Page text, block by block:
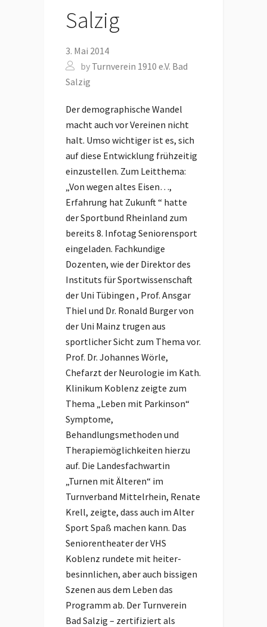
Salzig
3. Mai 2014
by Turnverein 1910 e.V. Bad
Salzig
Der demographische Wandel
macht auch vor Vereinen nicht
halt. Umso wichtiger ist es, sich
auf diese Entwicklung frühzeitig
einzustellen. Zum Leitthema:
„Von wegen altes Eisen…,
Erfahrung hat Zukunft “ hatte
der Sportbund Rheinland zum
bereits 8. Infotag Seniorensport
eingeladen. Fachkundige
Dozenten, wie der Direktor des
Instituts für Sportwissenschaft
der Uni Tübingen , Prof. Ansgar
Thiel und Dr. Ronald Burger von
der Uni Mainz trugen aus
sportlicher Sicht zum Thema vor.
Prof. Dr. Johannes Wörle,
Chefarzt der Neurologie im Kath.
Klinikum Koblenz zeigte zum
Thema „Leben mit Parkinson“
Symptome,
Behandlungsmethoden und
Therapiemöglichkeiten hierzu
auf. Die Landesfachwartin
„Turnen mit Älteren“ im
Turnverband Mittelrhein, Renate
Krell, zeigte, dass auch im Alter
Sport Spaß machen kann. Das
Seniorentheater der VHS
Koblenz rundete mit heiter-
besinnlichen, aber auch bissigen
Szenen aus dem Leben das
Programm ab. Der Turnverein
Bad Salzig – zertifiziert als